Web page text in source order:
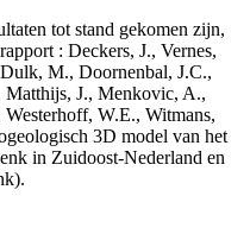
tot stand gekomen zijn,
: Deckers, J., Vernes,
M., Doornenbal, J.C.,
J., Menkovic, A.,
W.E., Witmans,
3D model van het
in Zuidoost-Nederland en